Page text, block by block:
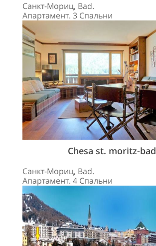
Санкт-Мориц, Bad.
Апартамент. 3 Спальни
Chesa st. moritz-bad
Санкт-Мориц, Bad.
Апартамент. 4 Спальни